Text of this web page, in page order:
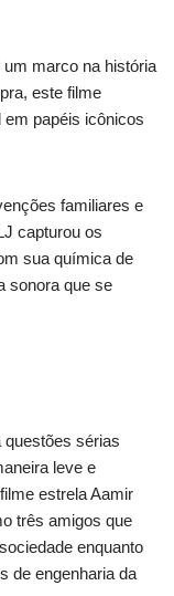
marco na história
este filme
em papéis icônicos
familiares e
capturou os
sua química de
sonora que se
questões sérias
leve e
estrela Aamir
três amigos que
enquanto
de engenharia da